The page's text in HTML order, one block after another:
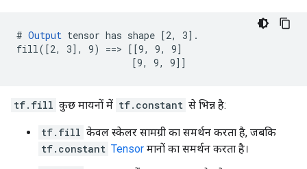
# Output tensor has shape [2, 3].
fill([2, 3], 9) ==> [[9, 9, 9]
                     [9, 9, 9]]
tf.fill कुछ मायनों में tf.constant से भिन्न है:
tf.fill केवल स्केलर सामग्री का समर्थन करता है, जबकि
tf.constant Tensor मानों का समर्थन करता है।